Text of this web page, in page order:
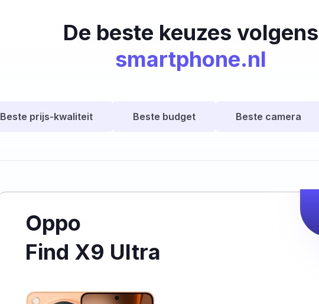
De beste keuzes volgens
smartphone.nl
Beste prijs-kwaliteit Beste budget Beste camera
Oppo
Find X9 Ultra